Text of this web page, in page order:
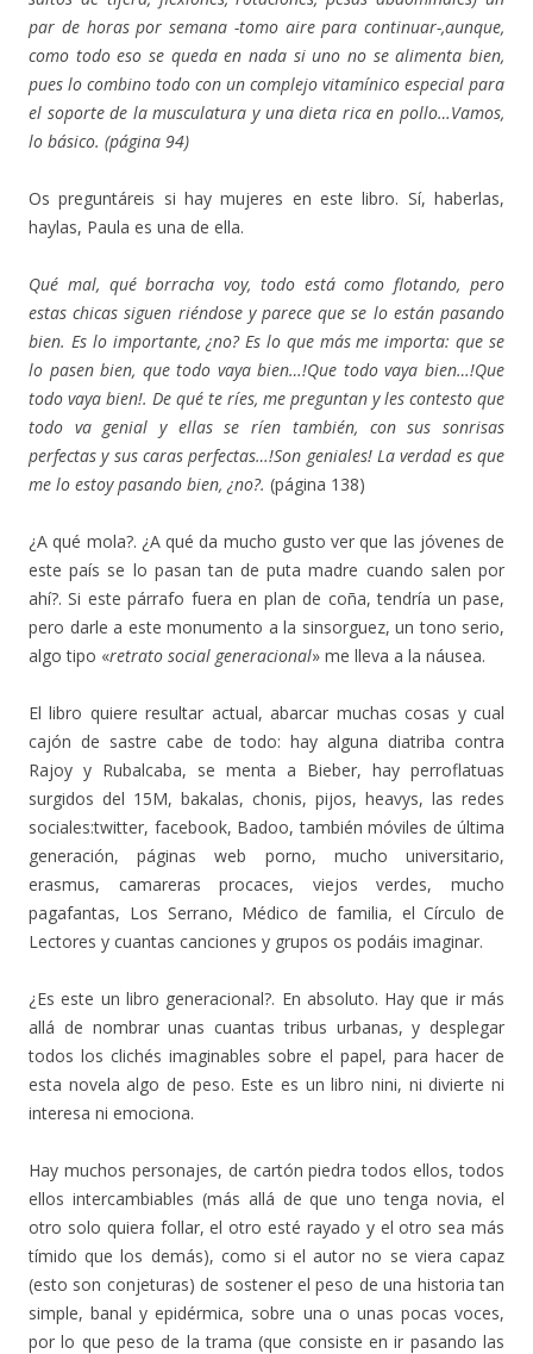
par de horas por semana -tomo aire para continuar-,aunque,
como todo eso se queda en nada si uno no se alimenta bien,
pues lo combino todo con un complejo vitamínico especial para
el soporte de la musculatura y una dieta rica en pollo…Vamos,
lo básico. (página 94)
Os preguntáreis si hay mujeres en este libro. Sí, haberlas,
haylas, Paula es una de ella.
Qué mal, qué borracha voy, todo está como flotando, pero
estas chicas siguen riéndose y parece que se lo están pasando
bien. Es lo importante, ¿no? Es lo que más me importa: que se
lo pasen bien, que todo vaya bien…!Que todo vaya bien…!Que
todo vaya bien!. De qué te ríes, me preguntan y les contesto que
todo va genial y ellas se ríen también, con sus sonrisas
perfectas y sus caras perfectas…!Son geniales! La verdad es que
me lo estoy pasando bien, ¿no?. (página 138)
¿A qué mola?. ¿A qué da mucho gusto ver que las jóvenes de
este país se lo pasan tan de puta madre cuando salen por
ahí?. Si este párrafo fuera en plan de coña, tendría un pase,
pero darle a este monumento a la sinsorguez, un tono serio,
algo tipo «retrato social generacional» me lleva a la náusea.
El libro quiere resultar actual, abarcar muchas cosas y cual
cajón de sastre cabe de todo: hay alguna diatriba contra
Rajoy y Rubalcaba, se menta a Bieber, hay perroflatuas
surgidos del 15M, bakalas, chonis, pijos, heavys, las redes
sociales:twitter, facebook, Badoo, también móviles de última
generación, páginas web porno, mucho universitario,
erasmus, camareras procaces, viejos verdes, mucho
pagafantas, Los Serrano, Médico de familia, el Círculo de
Lectores y cuantas canciones y grupos os podáis imaginar.
¿Es este un libro generacional?. En absoluto. Hay que ir más
allá de nombrar unas cuantas tribus urbanas, y desplegar
todos los clichés imaginables sobre el papel, para hacer de
esta novela algo de peso. Este es un libro nini, ni divierte ni
interesa ni emociona.
Hay muchos personajes, de cartón piedra todos ellos, todos
ellos intercambiables (más allá de que uno tenga novia, el
otro solo quiera follar, el otro esté rayado y el otro sea más
tímido que los demás), como si el autor no se viera capaz
(esto son conjeturas) de sostener el peso de una historia tan
simple, banal y epidérmica, sobre una o unas pocas voces,
por lo que peso de la trama (que consiste en ir pasando las